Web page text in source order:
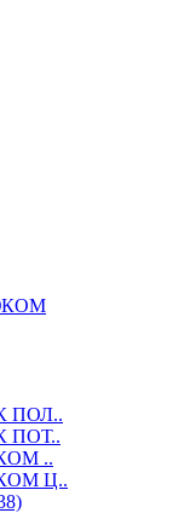
ПОЛ..
ПОТ..
..
Ц..